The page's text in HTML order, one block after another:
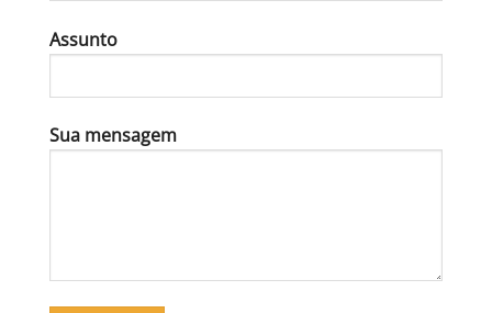
Assunto
Sua mensagem